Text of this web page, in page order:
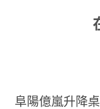
阜陽億嵐升降